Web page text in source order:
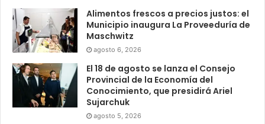
Alimentos frescos a precios justos: el
Municipio inaugura La Proveeduría de
Maschwitz
agosto 6, 2026
El 18 de agosto se lanza el Consejo
Provincial de la Economía del
Conocimiento, que presidirá Ariel
Sujarchuk
agosto 5, 2026